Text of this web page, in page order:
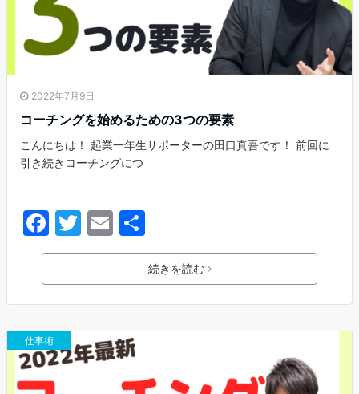
2022年7月9日
コーチングを始めるための3つの要素
こんにちは！ 起業一年生サポーターの田口真吾です！ 前回に
引き続きコーチングにつ
F
a
e
b
o
o
T
w
er
E
m
l
有
続きを読む
仕事術